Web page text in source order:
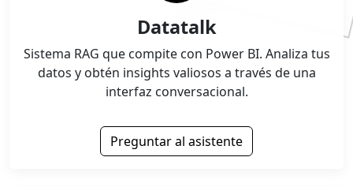
Datatalk
Sistema RAG que compite con Power BI. Analiza tus
datos y obtén insights valiosos a través de una
interfaz conversacional.
Preguntar al asistente